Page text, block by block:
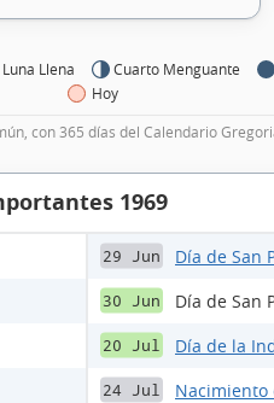
Luna Llena Cuarto Menguante
Hoy
con 365 días del Calendario
1969
29 Jun Día de San
30 Jun Día de San
20 Jul Día de la
24 Jul Nacimiento